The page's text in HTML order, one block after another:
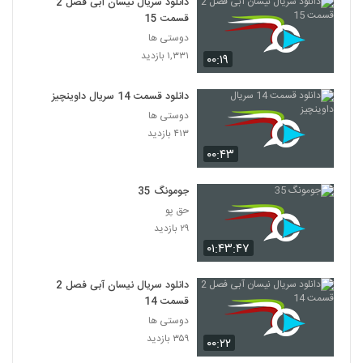
25
۲۹۲ بازدید
26
سریال جونگ میونگ (26)
۱۹۰ بازدید
سریال جونگ میونگ ( 27)
سریال جونگ میونگ ( 28 )
سریال جونگ میونگ (29)
۲۰۹ بازدید
سریال جونگ میونگ (30)
۰۰:۱۹
قسمت 15
دوستی ها
۱,۳۳۱ بازدید
۰۰:۴۳
دانلود قسمت 14 سریال داوینچیز
دوستی ها
۴۱۳ بازدید
۰۱:۴۳:۴۷
جومونگ 35
حق پو
۲۹ بازدید
۰۰:۲۲
دانلود سریال نیسان آبی فصل 2
قسمت 14
دوستی ها
۳۵۹ بازدید